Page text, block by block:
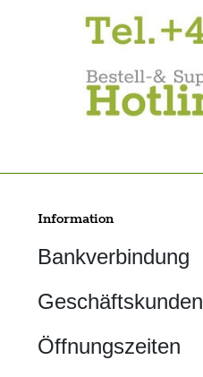
Information
Bankverbindung
Geschäftskunden
Öffnungszeiten